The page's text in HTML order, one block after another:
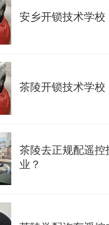
安乡开锁技术学校
茶陵开锁技术学校
茶陵去正规配遥
业？